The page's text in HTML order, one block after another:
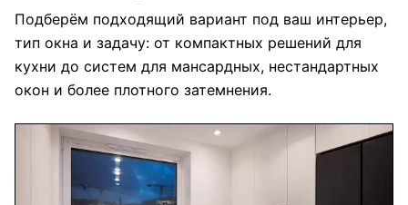
Подберём подходящий вариант под ваш интерьер,
тип окна и задачу: от компактных решений для
кухни до систем для мансардных, нестандартных
окон и более плотного затемнения.